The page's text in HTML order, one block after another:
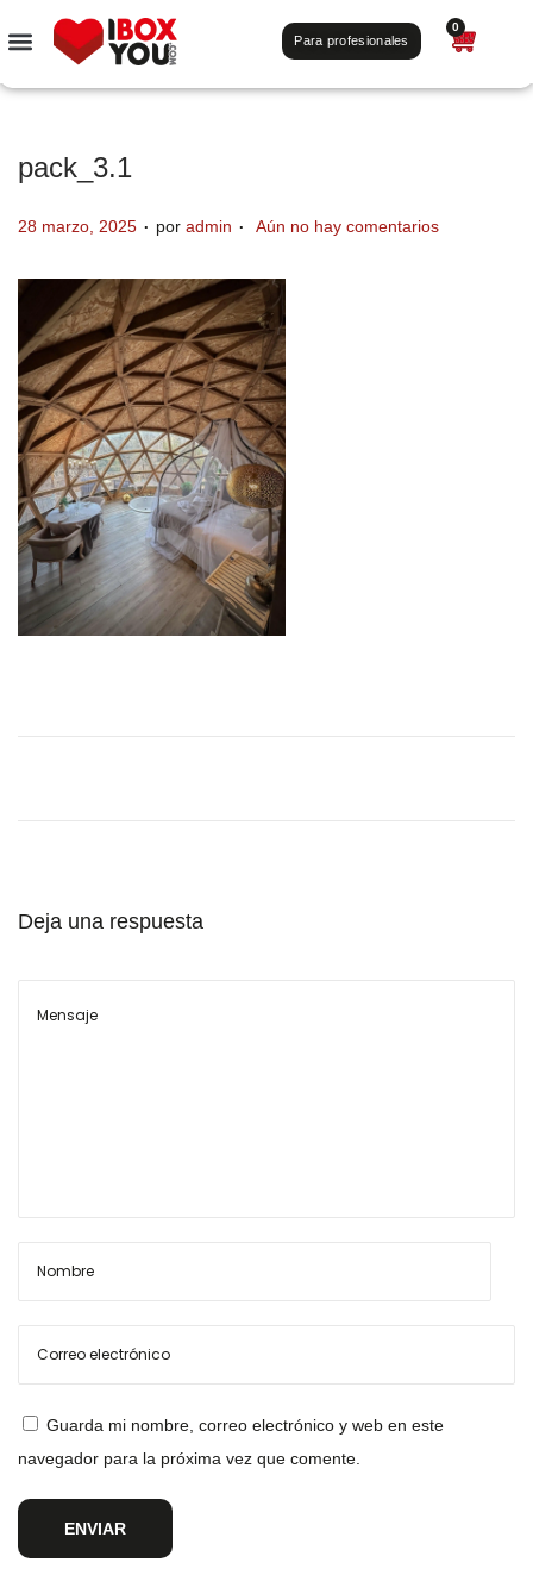
Para profesionales
0
pack_3.1
P
b
i
c
a
d
o
e
l
28 marzo, 2025 . por admin . Aún no hay comentarios
Deja una respuesta
Guarda mi nombre, correo electrónico y web en este
navegador para la próxima vez que comente.